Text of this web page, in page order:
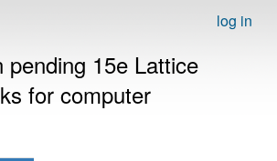
log in
pending 15e Lattice
for computer